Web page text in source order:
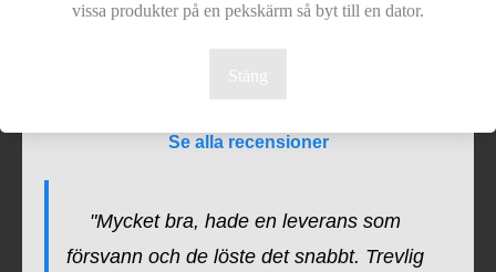
vissa produkter på en pekskärm så byt till en dator.
Stäng
⭐⭐⭐⭐⭐
4,9
Se alla recensioner
"Mycket bra, hade en leverans som
försvann och de löste det snabbt. Trevlig